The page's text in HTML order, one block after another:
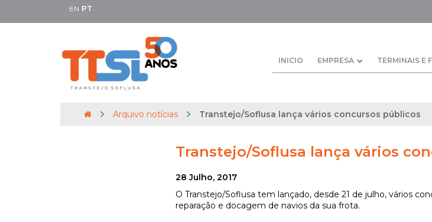
EN PT
INICIO EMPRESA TERMINAIS E
Arquivo notícias Transtejo/Soflusa lança vários concursos públicos
Transtejo/Soflusa lança vários
28 Julho, 2017
O Transtejo/Soflusa tem lançado, desde 21 de julho, vários
reparação e docagem de navios da sua frota.